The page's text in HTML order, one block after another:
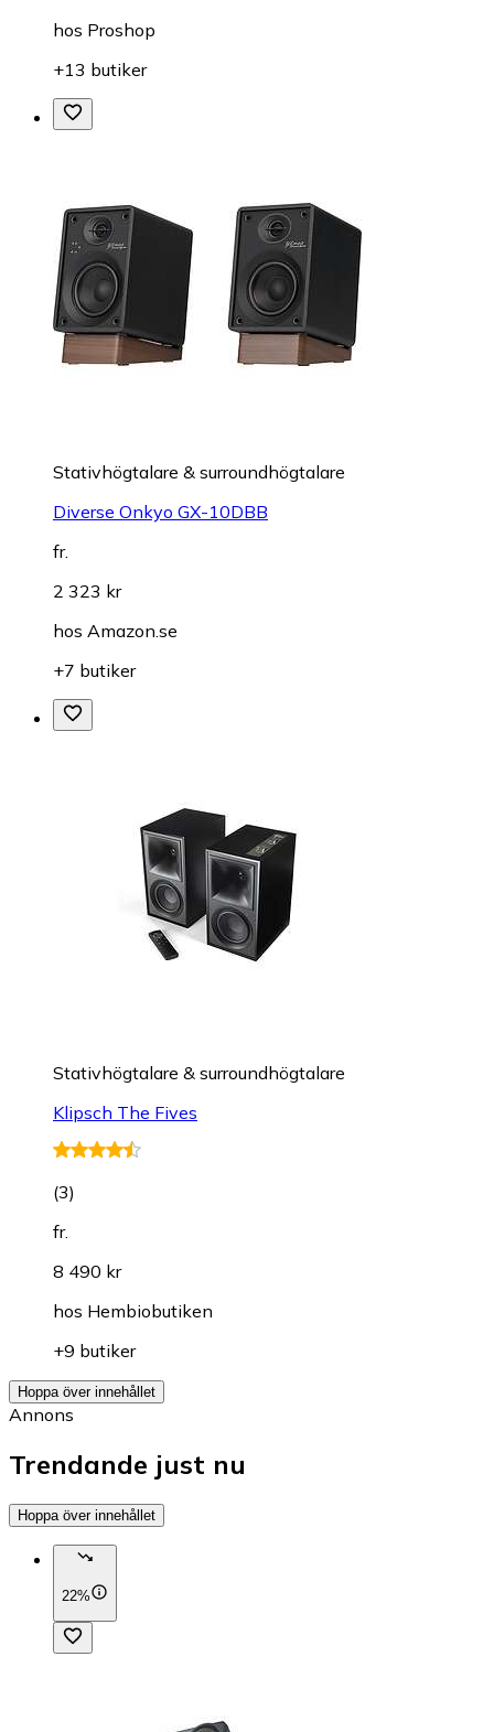
hos Proshop
+13 butiker
Stativhögtalare & surroundhögtalare
Diverse Onkyo GX-10DBB
fr.
2 323 kr
hos Amazon.se
+7 butiker
Stativhögtalare & surroundhögtalare
Klipsch The Fives
(3)
fr.
8 490 kr
hos Hembiobutiken
+9 butiker
Hoppa över innehållet
Annons
Trendande just nu
Hoppa över innehållet
22%